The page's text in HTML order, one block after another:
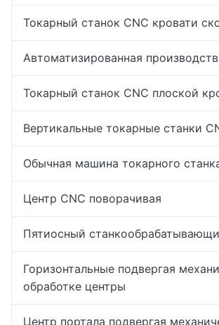
Токарный станок CNC кровати
Автоматизированная
Токарный станок CNC плоской
Вертикальные токарные станки
Обычная машина токарного
Центр CNC поворачивая
Пятиосный
Горизонтальные подвергая
обработке центры
Центр портала подвергая